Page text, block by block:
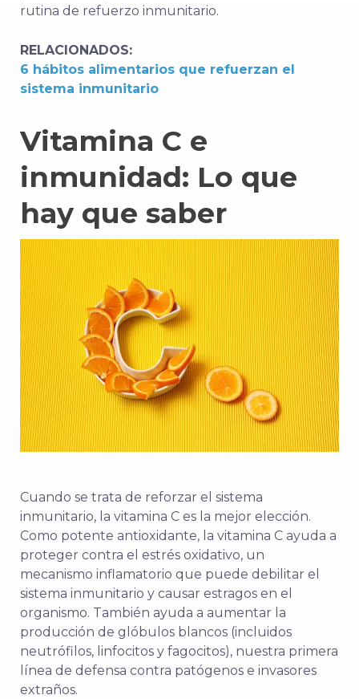
rutina de refuerzo inmunitario.
RELACIONADOS:
6 hábitos alimentarios que refuerzan el
sistema inmunitario
Vitamina C e
inmunidad: Lo que
hay que saber
Cuando se trata de reforzar el sistema
inmunitario, la vitamina C es la mejor elección.
Como potente antioxidante, la vitamina C ayuda a
proteger contra el estrés oxidativo, un
mecanismo inflamatorio que puede debilitar el
sistema inmunitario y causar estragos en el
organismo. También ayuda a aumentar la
producción de glóbulos blancos (incluidos
neutrófilos, linfocitos y fagocitos), nuestra primera
línea de defensa contra patógenos e invasores
extraños.